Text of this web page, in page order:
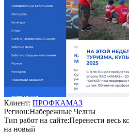
Клиент: ПРОФКАМАЗ
Регион:Набережные Челны
Тип работ на сайте:Перенести весь
на новый